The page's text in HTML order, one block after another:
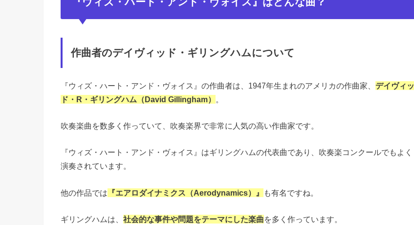
作曲者のデイヴィッド・ギリングハムについて
『ウィズ・ハート・アンド・ヴォイス』の作曲者は、1947年生まれのアメリカの作曲家、 デイヴィッ
ド・R・ギリングハム（David Gillingham）
。
吹奏楽曲を数多く作っていて、吹奏楽界で非常に人気の高い作曲家です。
『ウィズ・ハート・アンド・ヴォイス』はギリングハムの代表曲であり、吹奏楽コンクールでもよく
演奏されています。
他の作品では 『エアロダイナミクス（Aerodynamics）』 も有名ですね。
ギリングハムは、 社会的な事件や問題をテーマにした楽曲を多く作っています。